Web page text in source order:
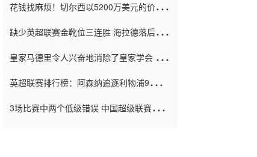
花钱找麻烦！切尔西以5200万美元的价格
窗口
缺少英超联赛金靴位三连胜 海拉德落后6球
皇家马德里令人兴奋地消除了皇家学会 安
英超联赛排行榜：阿森纳追逐利物浦9分 曼
3场比赛中两个低级错误 中国超级联赛的前